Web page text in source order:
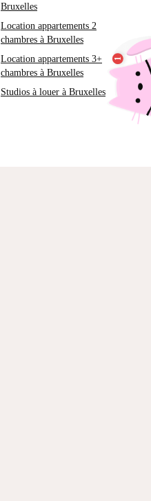
Bruxelles
Location appartements 2
chambres à Bruxelles
Location appartements 3+
chambres à Bruxelles
Studios à louer à Bruxelles